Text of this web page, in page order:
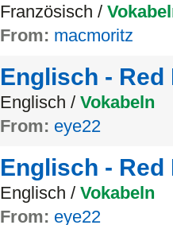
Französisch /
From: macmoritz
Englisch - Red
Englisch / Vokabeln
From: eye22
Englisch - Red
Englisch / Vokabeln
From: eye22